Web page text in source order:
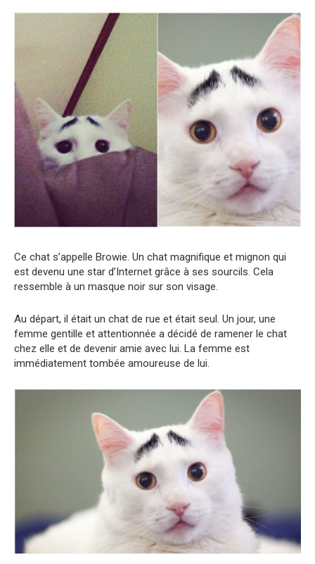
Ce chat s’appelle Browie. Un chat magnifique et mignon qui
est devenu une star d’Internet grâce à ses sourcils. Cela
ressemble à un masque noir sur son visage.
Au départ, il était un chat de rue et était seul. Un jour, une
femme gentille et attentionnée a décidé de ramener le chat
chez elle et de devenir amie avec lui. La femme est
immédiatement tombée amoureuse de lui.